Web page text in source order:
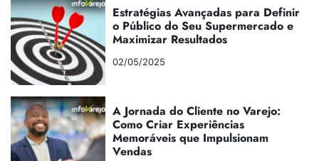
Estratégias Avançadas para Definir
o Público do Seu Supermercado e
Maximizar Resultados
02/05/2025
A Jornada do Cliente no Varejo:
Como Criar Experiências
Memoráveis que Impulsionam
Vendas